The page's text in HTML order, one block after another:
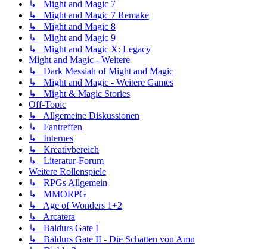
↳ Might and Magic 7
↳ Might and Magic 7 Remake
↳ Might and Magic 8
↳ Might and Magic 9
↳ Might and Magic X: Legacy
Might and Magic - Weitere
↳ Dark Messiah of Might and Magic
↳ Might and Magic - Weitere Games
↳ Might & Magic Stories
Off-Topic
↳ Allgemeine Diskussionen
↳ Fantreffen
↳ Internes
↳ Kreativbereich
↳ Literatur-Forum
Weitere Rollenspiele
↳ RPGs Allgemein
↳ MMORPG
↳ Age of Wonders 1+2
↳ Arcatera
↳ Baldurs Gate I
↳ Baldurs Gate II - Die Schatten von Amn